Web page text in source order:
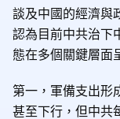
談及中國的經濟與
認為目前中共治下
態在多個關鍵層面
第一，軍備支出形
甚至下行，但中共